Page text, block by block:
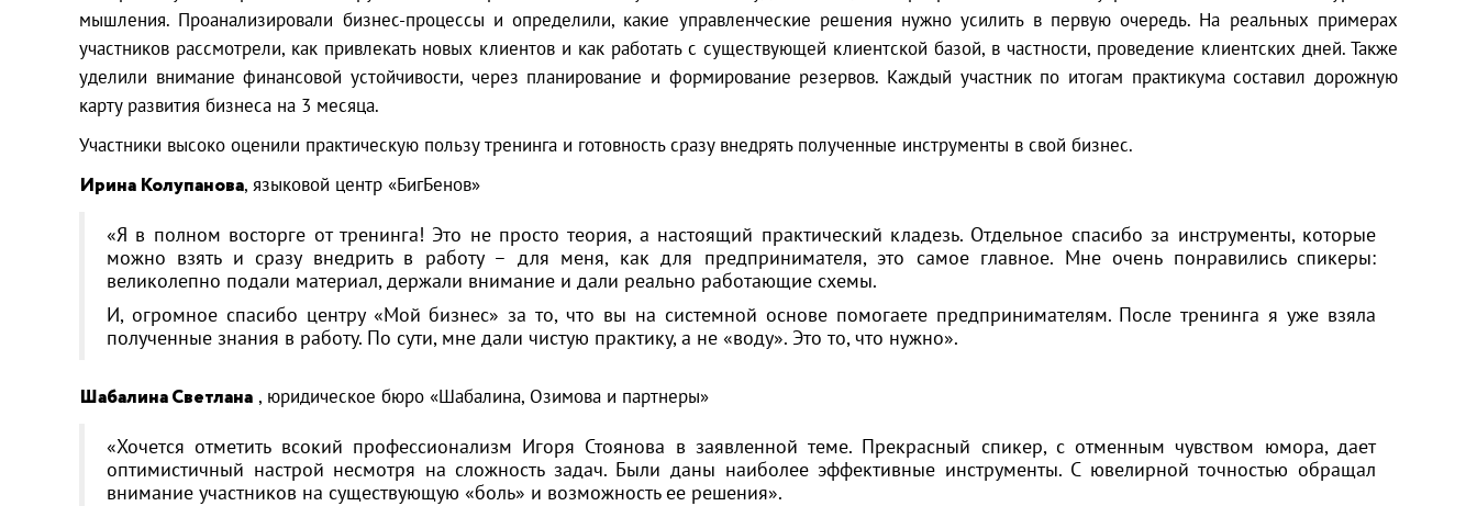
мышления. Проанализировали бизнес-процессы и определили, какие управленческие решения нужно усилить в первую очередь. На реальных примерах
участников рассмотрели, как привлекать новых клиентов и как работать с существующей клиентской базой, в частности, проведение клиентских дней. Также
уделили внимание финансовой устойчивости, через планирование и формирование резервов. Каждый участник по итогам практикума составил дорожную
карту развития бизнеса на 3 месяца.
Участники высоко оценили практическую пользу тренинга и готовность сразу внедрять полученные инструменты в свой бизнес.
Ирина Колупанова, языковой центр «БигБенов»
«Я в полном восторге от тренинга! Это не просто теория, а настоящий практический кладезь. Отдельное спасибо за инструменты, которые
можно взять и сразу внедрить в работу – для меня, как для предпринимателя, это самое главное. Мне очень понравились спикеры:
великолепно подали материал, держали внимание и дали реально работающие схемы.
И, огромное спасибо центру «Мой бизнес» за то, что вы на системной основе помогаете предпринимателям. После тренинга я уже взяла
полученные знания в работу. По сути, мне дали чистую практику, а не «воду». Это то, что нужно».
Шабалина Светлана , юридическое бюро «Шабалина, Озимова и партнеры»
«Хочется отметить всокий профессионализм Игоря Стоянова в заявленной теме. Прекрасный спикер, с отменным чувством юмора, дает
оптимистичный настрой несмотря на сложность задач. Были даны наиболее эффективные инструменты. С ювелирной точностью обращал
внимание участников на существующую «боль» и возможность ее решения».